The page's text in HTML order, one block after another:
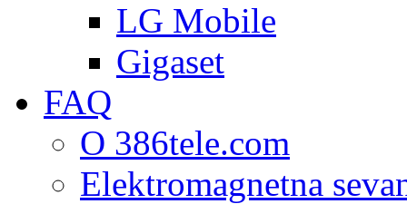
LG Mobile
Gigaset
FAQ
O 386tele.com
Elektromagnetna